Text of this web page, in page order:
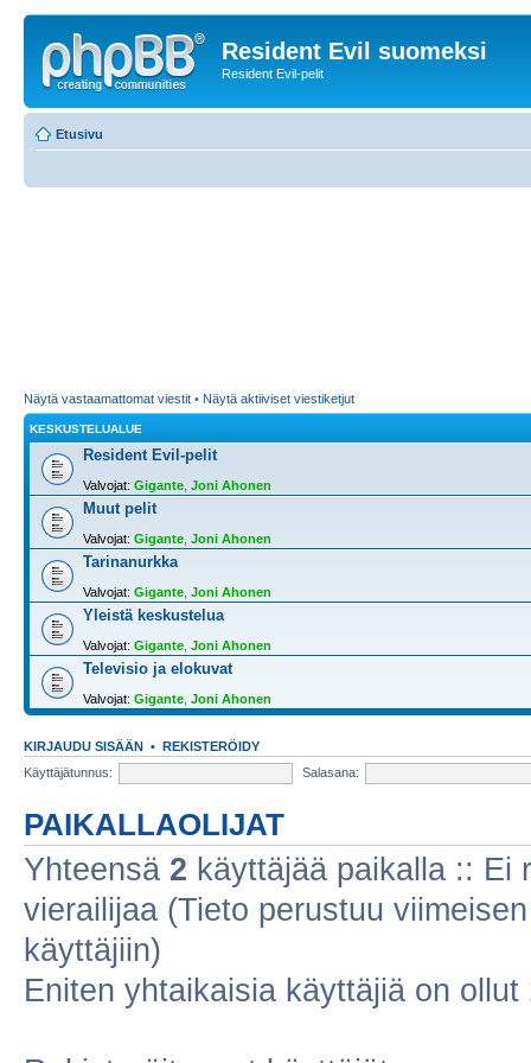
Resident Evil suomeksi
Resident Evil-pelit
Etusivu
Näytä vastaamattomat viestit • Näytä aktiiviset viestiketjut
KESKUSTELUALUE
Resident Evil-pelit
Valvojat: Gigante Joni Ahonen
Muut pelit
Valvojat: Gigante Joni Ahonen
Tarinanurkka
Valvojat: Gigante Joni Ahonen
Yleistä keskustelua
Valvojat: Gigante Joni Ahonen
Televisio ja elokuvat
Valvojat: Gigante Joni Ahonen
KIRJAUDU SISÄÄN • REKISTERÖIDY
Käyttäjätunnus:
Salasana:
PAIKALLAOLIJAT
Yhteensä 2 käyttäjää paikalla :: Ei
vierailijaa (Tieto perustuu
käyttäjiin)
Eniten yhtaikaisia käyttäjiä on ollut